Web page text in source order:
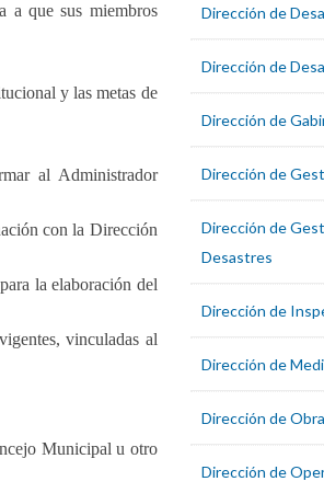
a que sus miembros
y las metas de
al Administrador
con la Dirección
la elaboración del
vinculadas al
Municipal u otro
Dirección de
Dirección de
Dirección de
Dirección de
Dirección de
Desastres
Dirección de
Dirección de
Dirección de
Dirección de